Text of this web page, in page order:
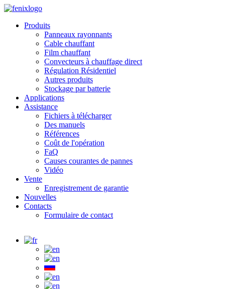
Skip to main content
Produits
Panneaux rayonnants
Cable chauffant
Film chauffant
Convecteurs à chauffage direct
Régulation Résidentiel
Autres produits
Stockage par batterie
Applications
Assistance
Fichiers à télécharger
Des manuels
Références
Coût de l'opération
FaQ
Causes courantes de pannes
Vidéo
Vente
Enregistrement de garantie
Nouvelles
Contacts
Formulaire de contact